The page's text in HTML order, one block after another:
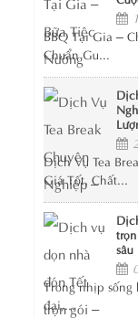
BBQ Tại Gia –
Chuẩn Gu...
Dịch Vụ Tea
Giá Tốt, Chất...
sâu
Trong nhịp
đại,...